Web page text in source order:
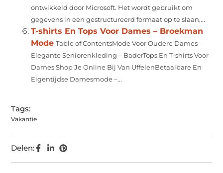
ontwikkeld door Microsoft. Het wordt gebruikt om
gegevens in een gestructureerd formaat op te slaan,...
T-shirts En Tops Voor Dames – Broekman
Mode Table of ContentsMode Voor Oudere Dames –
Elegante Seniorenkleding – BaderTops En T-shirts Voor
Dames Shop Je Online Bij Van UffelenBetaalbare En
Eigentijdse Damesmode –...
Tags:
Vakantie
Delen: